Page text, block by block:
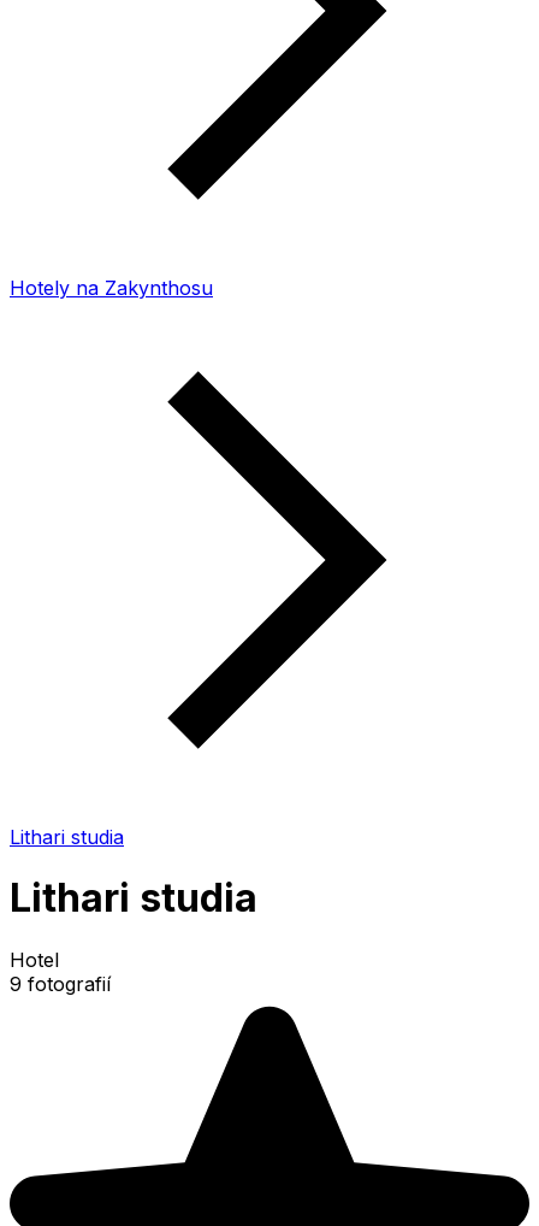
Hotely na Zakynthosu
Lithari studia
Lithari studia
Hotel
9 fotografií